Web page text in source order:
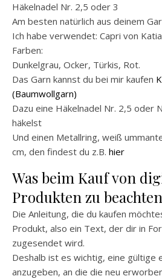
Häkelnadel Nr. 2,5 oder 3
Am besten natürlich aus deinem
Ich habe verwendet: Capri von
Farben:
Dunkelgrau, Ocker, Türkis, Rot.
Das Garn kannst du bei mir kaufen
(Baumwollgarn)
Dazu eine Häkelnadel Nr. 2,5 oder
häkelst
Und einen Metallring, weiß
cm, den findest du z.B. hier
Was beim Kauf von
Produkten zu
Die Anleitung, die du kaufen
Produkt, also ein Text, der dir in
zugesendet wird.
Deshalb ist es wichtig, eine gültige
anzugeben, an die die neu